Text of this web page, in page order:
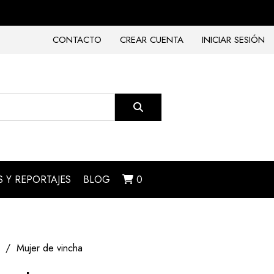
CONTACTO
CREAR CUENTA INICIAR SESIÓN
Y REPORTAJES BLOG 0
Mujer de vincha